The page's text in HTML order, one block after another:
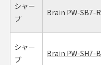
シャー
プ
Brain PW-SB7-R
シャー
プ
Brain PW-SH7-B